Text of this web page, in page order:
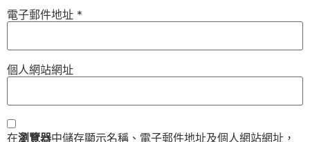
電子郵件地址 *
個人網站網址
在瀏覽器中儲存顯示名稱、電子郵件地址及個人網站網址，